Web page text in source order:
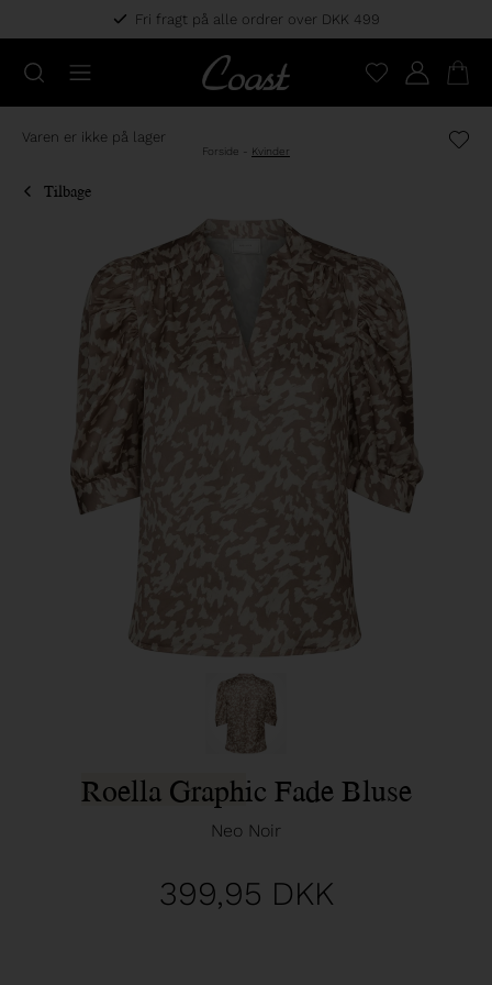
Fri fragt på alle ordrer over DKK 499
Varen er ikke på lager
Forside - Kvinder
Tilbage
Roella Graphic Fade Bluse
Neo Noir
399,95 DKK